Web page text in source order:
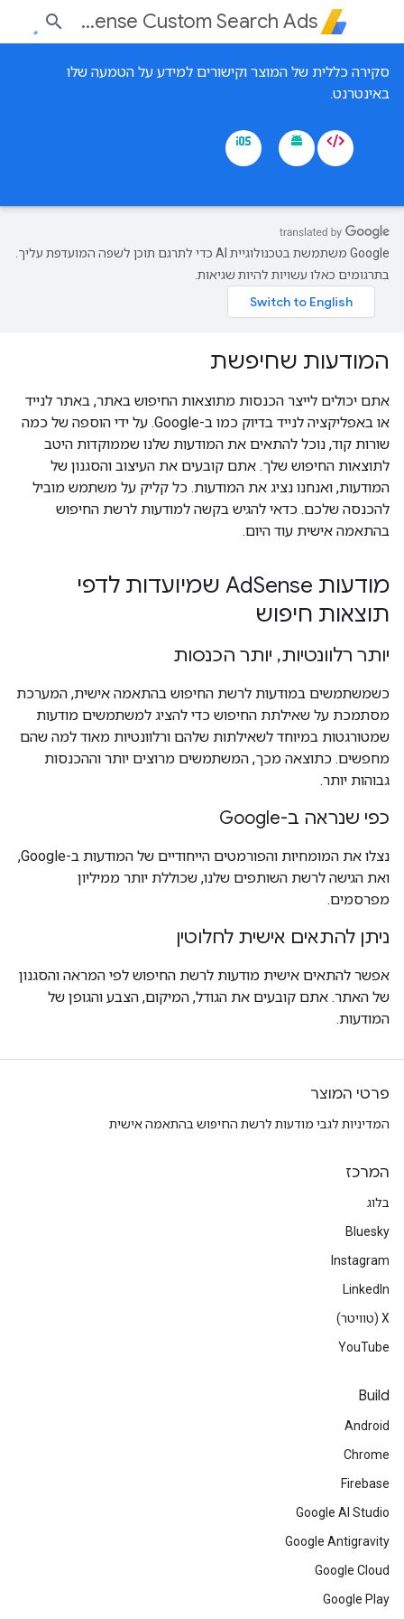
AdSense Custom Search Ads
סקירה כללית של המוצר וקישורים למידע על הטמעה שלו
באינטרנט.
‫Google משתמשת בטכנולוגיית AI כדי לתרגם תוכן לשפה המועדפת עליך.
בתרגומים כאלו עשויות להיות שגיאות.
המודעות שחיפשת
אתם יכולים לייצר הכנסות מתוצאות החיפוש באתר, באתר לנייד
או באפליקציה לנייד בדיוק כמו ב-Google. על ידי הוספה של כמה
שורות קוד, נוכל להתאים את המודעות שלנו שממוקדות היטב
לתוצאות החיפוש שלך. אתם קובעים את העיצוב והסגנון של
המודעות, ואנחנו נציג את המודעות. כל קליק על משתמש מוביל
להכנסה שלכם. כדאי להגיש בקשה למודעות לרשת החיפוש
בהתאמה אישית עוד היום.
מודעות AdSense שמיועדות לדפי
תוצאות חיפוש
יותר רלוונטיות, יותר הכנסות
כשמשתמשים במודעות לרשת החיפוש בהתאמה אישית, המערכת
מסתמכת על שאילתת החיפוש כדי להציג למשתמשים מודעות
שמטורגטות במיוחד לשאילתות שלהם ורלוונטיות מאוד למה שהם
מחפשים. כתוצאה מכך, המשתמשים מרוצים יותר וההכנסות
גבוהות יותר.
כפי שנראה ב-Google
נצלו את המומחיות והפורמטים הייחודיים של המודעות ב-Google,
ואת הגישה לרשת השותפים שלנו, שכוללת יותר ממיליון
מפרסמים.
ניתן להתאים אישית לחלוטין
אפשר להתאים אישית מודעות לרשת החיפוש לפי המראה והסגנון
של האתר. אתם קובעים את הגודל, המיקום, הצבע והגופן של
המודעות.
פרטי המוצר
המדיניות לגבי מודעות לרשת החיפוש בהתאמה אישית
המרכז
בלוג
Bluesky
Instagram
LinkedIn
‫X (טוויטר)
YouTube
Build
Android
Chrome
Firebase
Google AI Studio
Google Antigravity
Google Cloud
Google Play